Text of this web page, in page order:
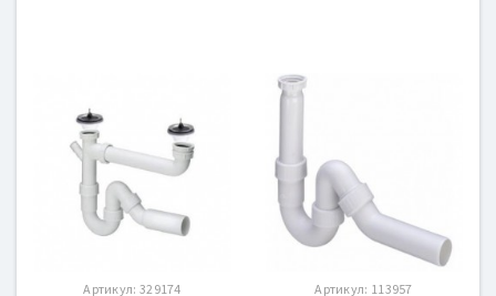
Артикул: 329174 Артикул: 113957